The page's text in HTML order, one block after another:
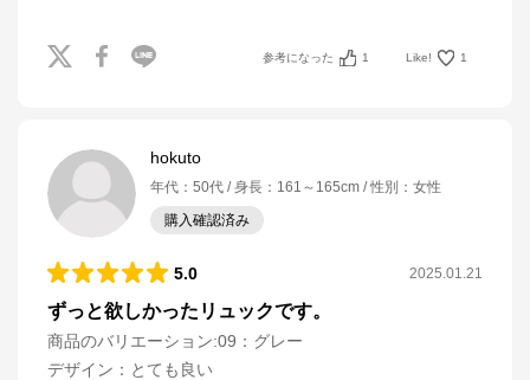
参考になった 1 Like! 1
hokuto
年代 ： 50代 身長 ： 161～165cm 性別 ： 女性
購入確認済み
5.0 2025.01.21
ずっと欲しかったリュックです。
商品のバリエーション:09：グレー
デザイン ： とても良い